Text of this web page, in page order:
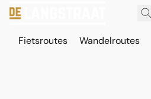
Fietsroutes Wandelroutes